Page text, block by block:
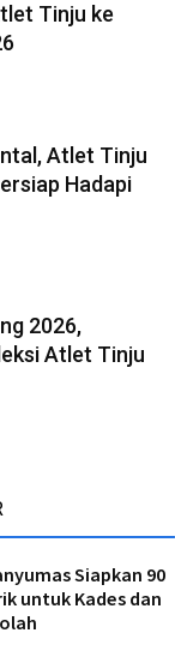
Tinju ke
Atlet Tinju
Hadapi
2026,
Atlet Tinju
Siapkan 90
untuk Kades dan